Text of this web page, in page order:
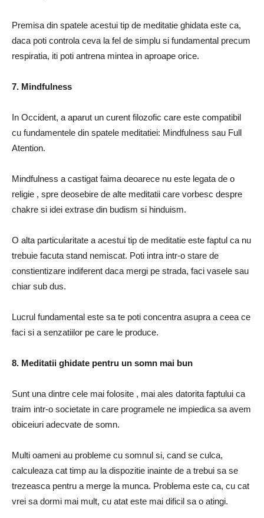
Premisa din spatele acestui tip de meditatie ghidata este ca,
daca poti controla ceva la fel de simplu si fundamental precum
respiratia, iti poti antrena mintea in aproape orice.
7. Mindfulness
In Occident, a aparut un curent filozofic care este compatibil
cu fundamentele din spatele meditatiei: Mindfulness sau Full
Atention.
Mindfulness a castigat faima deoarece nu este legata de o
religie , spre deosebire de alte meditatii care vorbesc despre
chakre si idei extrase din budism si hinduism.
O alta particularitate a acestui tip de meditatie este faptul ca nu
trebuie facuta stand nemiscat. Poti intra intr-o stare de
constientizare indiferent daca mergi pe strada, faci vasele sau
chiar sub dus.
Lucrul fundamental este sa te poti concentra asupra a ceea ce
faci si a senzatiilor pe care le produce.
8. Meditatii ghidate pentru un somn mai bun
Sunt una dintre cele mai folosite , mai ales datorita faptului ca
traim intr-o societate in care programele ne impiedica sa avem
obiceiuri adecvate de somn.
Multi oameni au probleme cu somnul si, cand se culca,
calculeaza cat timp au la dispozitie inainte de a trebui sa se
trezeasca pentru a merge la munca. Problema este ca, cu cat
vrei sa dormi mai mult, cu atat este mai dificil sa o atingi.